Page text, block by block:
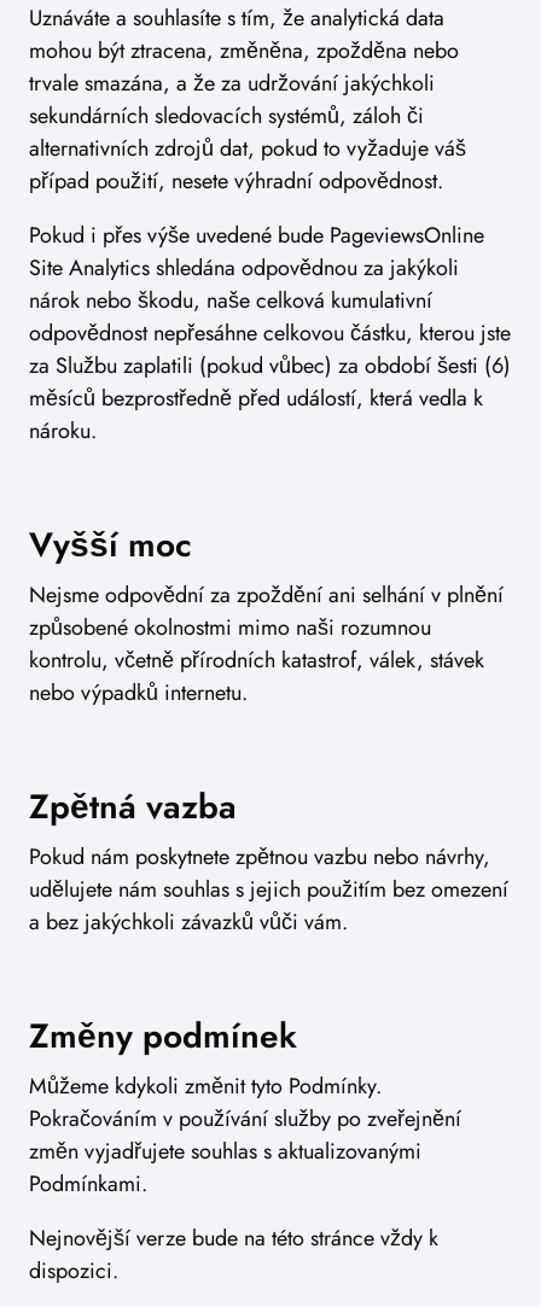
Uznáváte a souhlasíte s tím, že analytická data
mohou být ztracena, změněna, zpožděna nebo
trvale smazána, a že za udržování jakýchkoli
sekundárních sledovacích systémů, záloh či
alternativních zdrojů dat, pokud to vyžaduje váš
případ použití, nesete výhradní odpovědnost.
Pokud i přes výše uvedené bude PageviewsOnline
Site Analytics shledána odpovědnou za jakýkoli
nárok nebo škodu, naše celková kumulativní
odpovědnost nepřesáhne celkovou částku, kterou jste
za Službu zaplatili (pokud vůbec) za období šesti (6)
měsíců bezprostředně před událostí, která vedla k
nároku.
Vyšší moc
Nejsme odpovědní za zpoždění ani selhání v plnění
způsobené okolnostmi mimo naši rozumnou
kontrolu, včetně přírodních katastrof, válek, stávek
nebo výpadků internetu.
Zpětná vazba
Pokud nám poskytnete zpětnou vazbu nebo návrhy,
udělujete nám souhlas s jejich použitím bez omezení
a bez jakýchkoli závazků vůči vám.
Změny podmínek
Můžeme kdykoli změnit tyto Podmínky.
Pokračováním v používání služby po zveřejnění
změn vyjadřujete souhlas s aktualizovanými
Podmínkami.
Nejnovější verze bude na této stránce vždy k
dispozici.